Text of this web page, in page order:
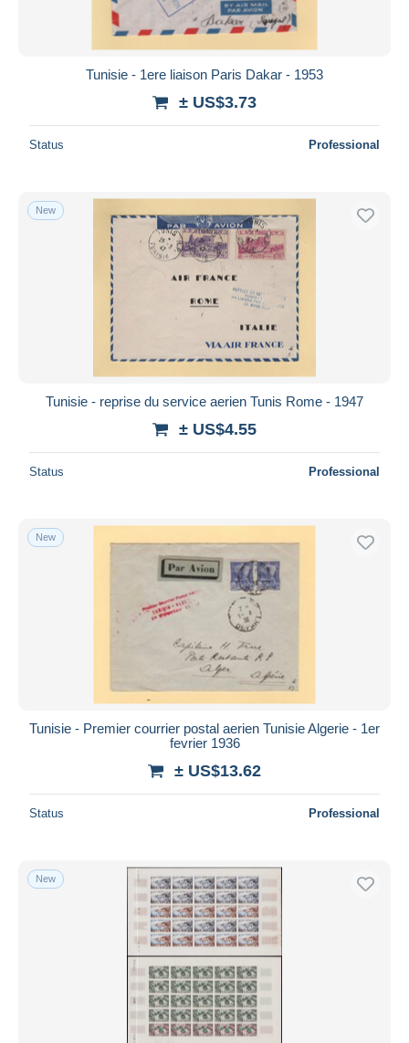
Tunisie - 1ere liaison Paris Dakar - 1953
± US$3.73
Status Professional
New
Tunisie - reprise du service aerien Tunis Rome - 1947
± US$4.55
Status Professional
New
Tunisie - Premier courrier postal aerien Tunisie Algerie - 1er
fevrier 1936
± US$13.62
Status Professional
New